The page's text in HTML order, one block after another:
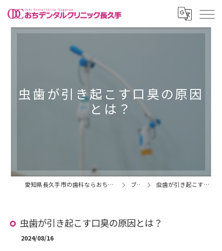
虫歯が引き起こす口臭の原因
とは？
愛知県長久手市の歯科ならおちデンタルクリニック長久手 ブログ 虫歯が引き起こす口臭の原因とは？
虫歯が引き起こす口臭の原因とは？
2024/08/16